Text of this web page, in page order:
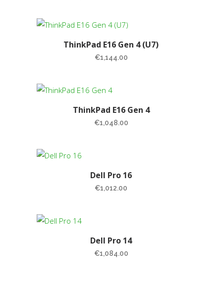
ThinkPad E16 Gen 4 (U7)
€1,144.00
ThinkPad E16 Gen 4
€1,048.00
Dell Pro 16
€1,012.00
Dell Pro 14
€1,084.00